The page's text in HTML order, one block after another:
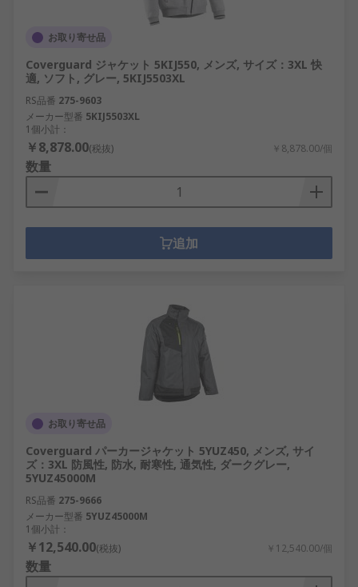
お取り寄せ品
Coverguard ジャケット 5KIJ550, メンズ, サイズ：3XL 快
適, ソフト, グレー, 5KIJ5503XL
RS品番 275-9603
メーカー型番 5KIJ5503XL
1個小計：
￥8,878.00(税抜) ￥8,878.00/個
数量
追加
お取り寄せ品
Coverguard パーカージャケット 5YUZ450, メンズ, サイ
ズ：3XL 防風性, 防水, 耐寒性, 通気性, ダークグレー,
5YUZ45000M
RS品番 275-9666
メーカー型番 5YUZ45000M
1個小計：
￥12,540.00(税抜) ￥12,540.00/個
数量